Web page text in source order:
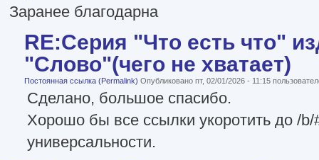
Заранее благодарна
RE:Серия "Что есть что"
"Слово"(чего не хватает)
Постоянная ссылка (Permalink) Опубликовано пт, 02/01/2026 - 11:15
Сделано, большое спасибо.
Хорошо бы все ссылки укоротить до /b/
универсальности.